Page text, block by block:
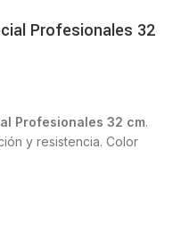
Profesionales 32
Profesionales 32 cm.
y resistencia. Color